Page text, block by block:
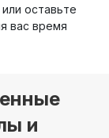
оставьте
вас время
и